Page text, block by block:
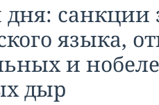
дня: санкции
языка,
и
дыр